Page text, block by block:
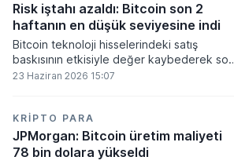
Risk iştahı azaldı: Bitcoin son 2
haftanın en düşük seviyesine indi
Bitcoin teknoloji hisselerindeki satış
baskısının etkisiyle değer kaybederek son
iki haftanın en düşük seviyesini gördü.
23 Haziran 2026 15:07
KRIPTO PARA
JPMorgan: Bitcoin üretim maliyeti
78 bin dolara yükseldi